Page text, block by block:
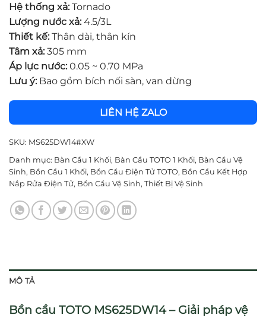
Hệ thống xả: Tornado
Lượng nước xả: 4.5/3L
Thiết kế: Thân dài, thân kín
Tâm xả: 305 mm
Áp lực nước: 0.05 ~ 0.70 MPa
Lưu ý: Bao gồm bích nối sàn, van dừng
LIÊN HỆ ZALO
SKU: MS625DW14#XW
Danh mục: Bàn Cầu 1 Khối, Bàn Cầu TOTO 1 Khối, Bàn Cầu Vệ
Sinh, Bồn Cầu 1 Khối, Bồn Cầu Điện Tử TOTO, Bồn Cầu Kết Hợp
Nắp Rửa Điện Tử, Bồn Cầu Vệ Sinh, Thiết Bị Vệ Sinh
MÔ TẢ
Bồn cầu TOTO MS625DW14 – Giải pháp vệ